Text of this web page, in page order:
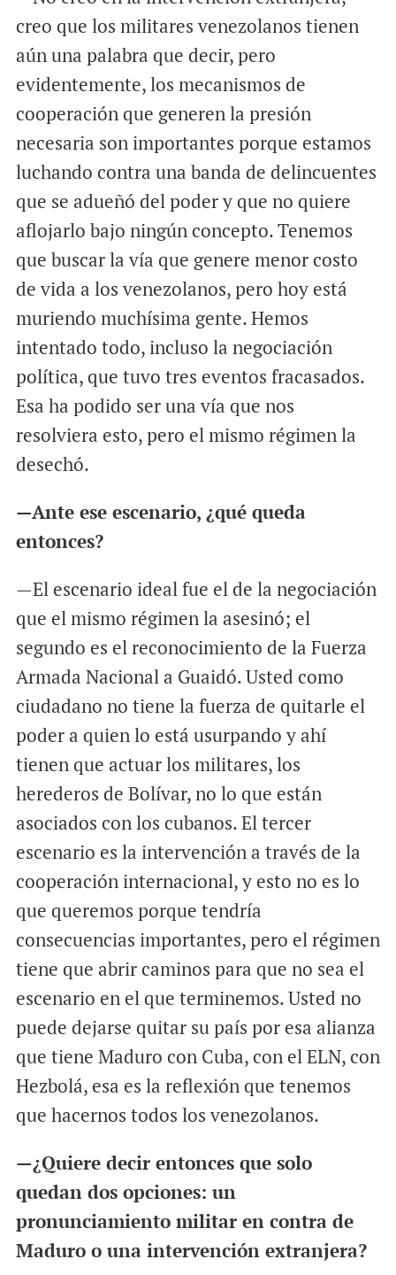
creo que los militares venezolanos tienen
aún una palabra que decir, pero
evidentemente, los mecanismos de
cooperación que generen la presión
necesaria son importantes porque estamos
luchando contra una banda de delincuentes
que se adueñó del poder y que no quiere
aflojarlo bajo ningún concepto. Tenemos
que buscar la vía que genere menor costo
de vida a los venezolanos, pero hoy está
muriendo muchísima gente. Hemos
intentado todo, incluso la negociación
política, que tuvo tres eventos fracasados.
Esa ha podido ser una vía que nos
resolviera esto, pero el mismo régimen la
desechó.
—Ante ese escenario, ¿qué queda
entonces?
—El escenario ideal fue el de la negociación
que el mismo régimen la asesinó; el
segundo es el reconocimiento de la Fuerza
Armada Nacional a Guaidó. Usted como
ciudadano no tiene la fuerza de quitarle el
poder a quien lo está usurpando y ahí
tienen que actuar los militares, los
herederos de Bolívar, no lo que están
asociados con los cubanos. El tercer
escenario es la intervención a través de la
cooperación internacional, y esto no es lo
que queremos porque tendría
consecuencias importantes, pero el régimen
tiene que abrir caminos para que no sea el
escenario en el que terminemos. Usted no
puede dejarse quitar su país por esa alianza
que tiene Maduro con Cuba, con el ELN, con
Hezbolá, esa es la reflexión que tenemos
que hacernos todos los venezolanos.
—¿Quiere decir entonces que solo
quedan dos opciones: un
pronunciamiento militar en contra de
Maduro o una intervención extranjera?